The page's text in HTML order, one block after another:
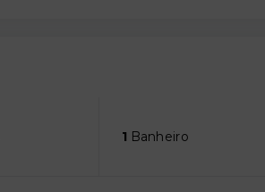
1 Banheiro